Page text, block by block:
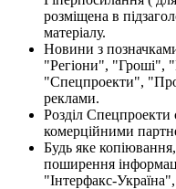
розміщена в
матеріалу.
Новини з
"Регіони", "Гроші",
"Спецпроекти",
реклами.
Розділ Спецпроекти
комерційними
Будь яке
поширення
"Інтерфакс-